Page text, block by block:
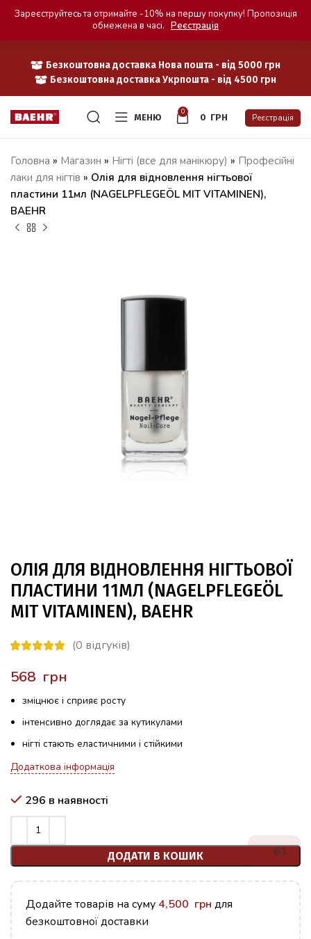
Безкоштовна доставка Нова пошта - від 5000 грн
Безкоштовна доставка Укрпошта - від 4500 грн
МЕНЮ
0
0 ГРН Реєстрація
Головна » Магазин » Нігті (все для манікюру) » Професійні
лаки для нігтів » Олія для відновлення нігтьової
пластини 11мл (NAGELPFLEGEÖL MIT VITAMINEN),
BAEHR
ОЛІЯ ДЛЯ ВІДНОВЛЕННЯ НІГТЬОВОЇ
ПЛАСТИНИ 11МЛ (NAGELPFLEGEÖL
MIT VITAMINEN), BAEHR
(0 відгуків)
грн
зміцнює і сприяє росту
інтенсивно доглядає за кутикулами
нігті стають еластичними і стійкими
Додаткова інформація
296 в наявності
ДОДАТИ В КОШИК 61
Додайте товарів на суму 4,500 грн для
безкоштовної доставки
Зареєструйтесь та отримайте -10% на першу покупку! Пропозиція
обмежена в часі. Реєстрація